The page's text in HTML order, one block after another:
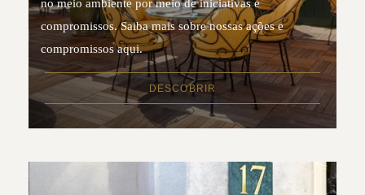
no meio ambiente por meio de iniciativas e
compromissos. Saiba mais sobre nossas ações e
compromissos aqui.
DESCOBRIR